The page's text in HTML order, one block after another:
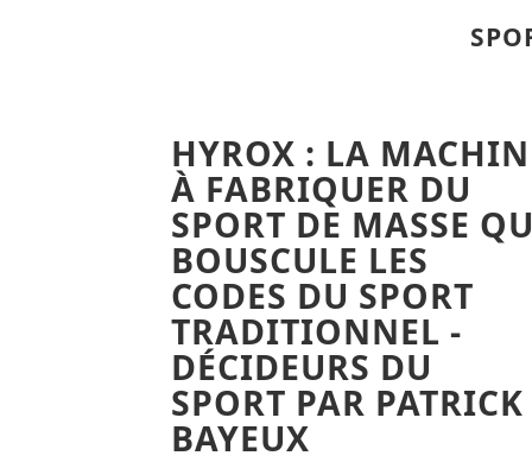
HYROX : LA
À FABRIQUER DU
SPORT DE MASSE
BOUSCULE LES
CODES DU SPORT
TRADITIONNEL -
DÉCIDEURS DU
SPORT PAR PATRICK
BAYEUX